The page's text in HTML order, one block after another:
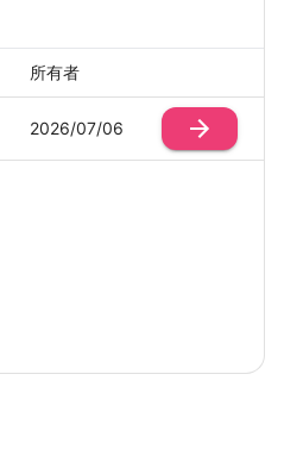
所有者
2026/07/06